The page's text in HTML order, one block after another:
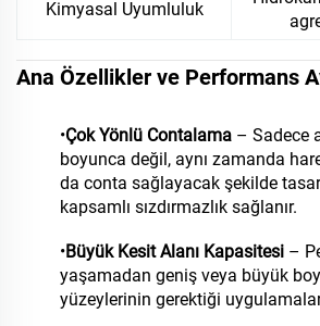
Kimyasal Uyumluluk
Ana Özellikler ve Performans
•Çok Yönlü Contalama – Sadece
boyunca değil, aynı zamanda
da conta sağlayacak şekilde
kapsamlı sızdırmazlık sağlanır.
•Büyük Kesit Alanı Kapasitesi –
yaşamadan geniş veya büyük
yüzeylerinin gerektiği